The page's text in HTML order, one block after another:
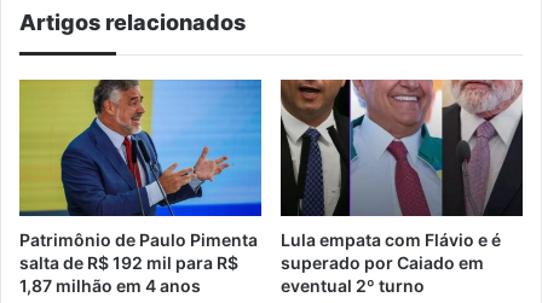
Artigos relacionados
Patrimônio de Paulo Pimenta
salta de R$ 192 mil para R$
1,87 milhão em 4 anos
Lula empata com Flávio e é
superado por Caiado em
eventual 2º turno